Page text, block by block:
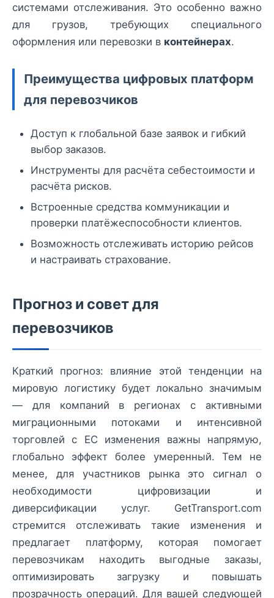
системами отслеживания. Это особенно важно
для грузов, требующих специального
оформления или перевозки в контейнерах.
Преимущества цифровых платформ
для перевозчиков
Доступ к глобальной базе заявок и гибкий
выбор заказов.
Инструменты для расчёта себестоимости и
расчёта рисков.
Встроенные средства коммуникации и
проверки платёжеспособности клиентов.
Возможность отслеживать историю рейсов
и настраивать страхование.
Прогноз и совет для
перевозчиков
Краткий прогноз: влияние этой тенденции на
мировую логистику будет локально значимым
— для компаний в регионах с активными
миграционными потоками и интенсивной
торговлей с ЕС изменения важны напрямую,
глобально эффект более умеренный. Тем не
менее, для участников рынка это сигнал о
необходимости цифровизации и
диверсификации услуг. GetTransport.com
стремится отслеживать такие изменения и
предлагает платформу, которая помогает
перевозчикам находить выгодные заказы,
оптимизировать загрузку и повышать
прозрачность операций. Для вашей следующей